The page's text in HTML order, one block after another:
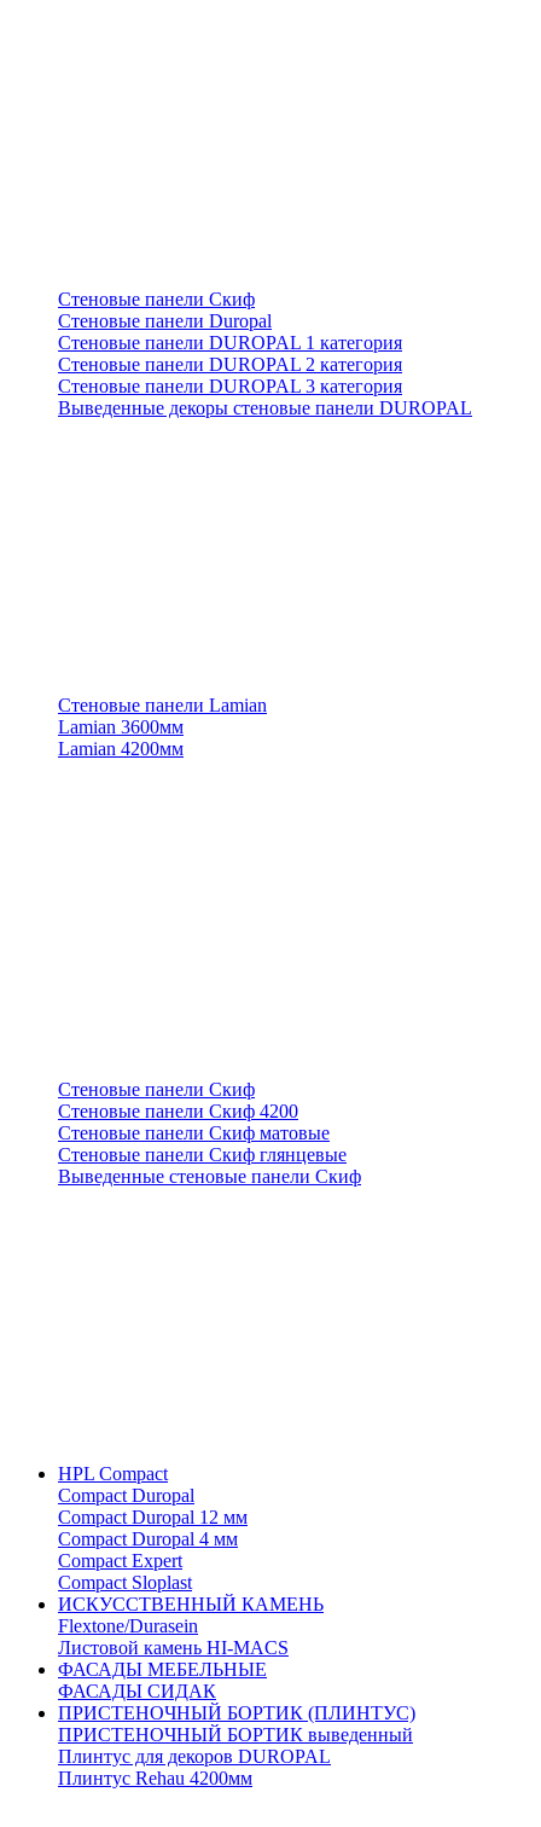
Стеновые панели Скиф
Стеновые панели Duropal
Стеновые панели DUROPAL 1 категория
Стеновые панели DUROPAL 2 категория
Стеновые панели DUROPAL 3 категория
Выведенные декоры стеновые панели DUROPAL
Стеновые панели Lamian
Lamian 3600мм
Lamian 4200мм
Стеновые панели Скиф
Стеновые панели Скиф 4200
Стеновые панели Скиф матовые
Стеновые панели Скиф глянцевые
Выведенные стеновые панели Скиф
HPL Compact
Compact Duropal
Compact Duropal 12 мм
Compact Duropal 4 мм
Compact Expert
Compact Sloplast
ИСКУССТВЕННЫЙ КАМЕНЬ
Flextone/Durasein
Листовой камень HI-MACS
ФАСАДЫ МЕБЕЛЬНЫЕ
ФАСАДЫ СИДАК
ПРИСТЕНОЧНЫЙ БОРТИК (ПЛИНТУС)
ПРИСТЕНОЧНЫЙ БОРТИК выведенный
Плинтус для декоров DUROPAL
Плинтус Rehau 4200мм